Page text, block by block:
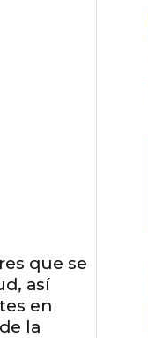
que se
así
en
la